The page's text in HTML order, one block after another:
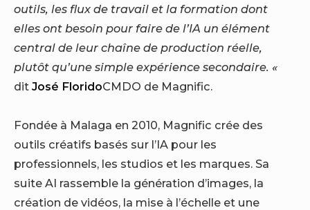
outils, les flux de travail et la formation dont
elles ont besoin pour faire de l’IA un élément
central de leur chaîne de production réelle,
plutôt qu’une simple expérience secondaire. «
dit José FloridoCMDO de Magnific.
Fondée à Malaga en 2010, Magnific crée des
outils créatifs basés sur l’IA pour les
professionnels, les studios et les marques. Sa
suite AI rassemble la génération d’images, la
création de vidéos, la mise à l’échelle et une